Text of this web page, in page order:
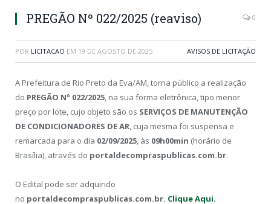
PREGÃO Nº 022/2025 (reaviso) 0
POR LICITACAO EM 19 DE AGOSTO DE 2025 AVISOS DE LICITAÇÃO
A Prefeitura de Rio Preto da Eva/AM, torna público a realização
do PREGÃO Nº 022/2025, na sua forma eletrônica, tipo menor
preço por lote, cujo objeto são os SERVIÇOS DE MANUTENÇÃO
DE CONDICIONADORES DE AR, cuja mesma foi suspensa e
remarcada para o dia 02/09/2025, às 09h00min (horário de
Brasília), através do portaldecompraspublicas.com.br.
O Edital pode ser adquirido
no portaldecompraspublicas.com.br. Clique Aqui.